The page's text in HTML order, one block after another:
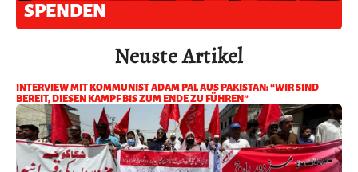
SPENDEN
Neuste Artikel
INTERVIEW MIT KOMMUNIST ADAM PAL AUS PAKISTAN: “WIR SIND
BEREIT, DIESEN KAMPF BIS ZUM ENDE ZU FÜHREN”